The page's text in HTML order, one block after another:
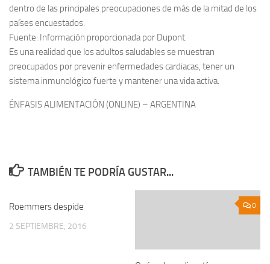
dentro de las principales preocupaciones de más de la mitad de los
países encuestados.
Fuente: Información proporcionada por Dupont.
Es una realidad que los adultos saludables se muestran
preocupados por prevenir enfermedades cardiacas, tener un
sistema inmunológico fuerte y mantener una vida activa.
ÉNFASIS ALIMENTACIÓN (ONLINE) – ARGENTINA
TAMBIÉN TE PODRÍA GUSTAR...
Roemmers despide
2 SEPTIEMBRE, 2016
0